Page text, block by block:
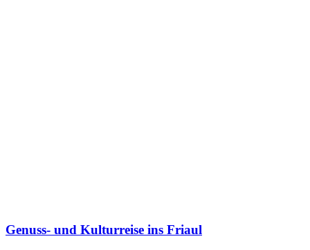
Genuss- und Kulturreise ins Friaul